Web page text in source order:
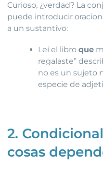
Curioso, ¿verdad? La
puede introducir
a un sustantivo:
Leí el libroque
regalaste”
no es un sujeto
especie de
2.
cosas